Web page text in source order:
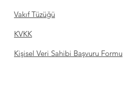
Vakıf Tüzüğü
KVKK
Kişisel Veri Sahibi Başvuru Formu